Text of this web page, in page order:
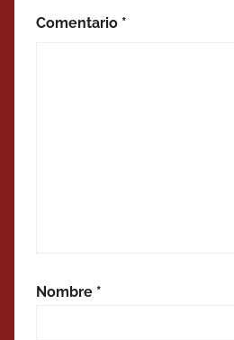
Comentario *
Nombre *